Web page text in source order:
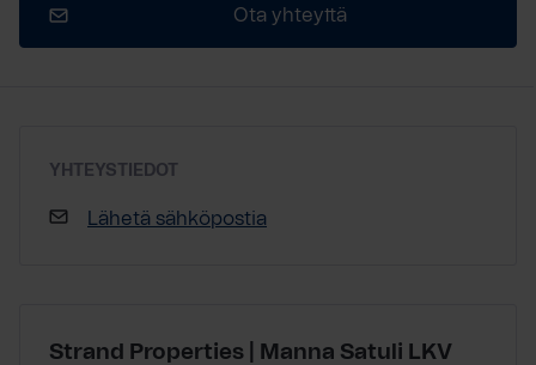
Ota yhteyttä
YHTEYSTIEDOT
Lähetä sähköpostia
Strand Properties | Manna Satuli LKV